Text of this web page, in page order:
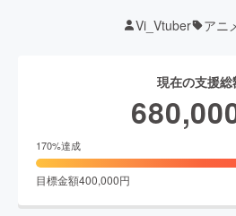
Vi_Vtuber アニ
現在の支援総
170%達成
目標金額400,000円